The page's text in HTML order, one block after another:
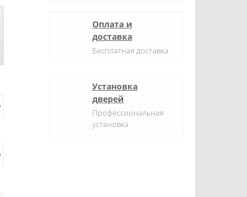
Оплата и
доставка
Бесплатная доставка
Установка
дверей
Профессиональная
установка